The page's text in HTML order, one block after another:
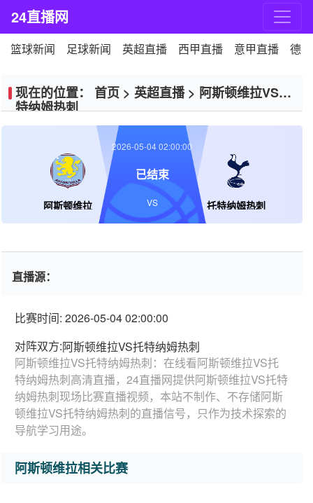
24直播网
篮球新闻 足球新闻 英超直播 西甲直播 意甲直播 德
现在的位置： 首页 > 英超直播> 阿斯顿维拉VS托
特纳姆热刺
阿斯顿维拉 托特纳姆热刺
2026-05-04 02:00:00
已结束
VS
直播源：
比赛时间: 2026-05-04 02:00:00
对阵双方:阿斯顿维拉VS托特纳姆热刺
阿斯顿维拉VS托特纳姆热刺：在线看阿斯顿维拉VS托
特纳姆热刺高清直播，24直播网提供阿斯顿维拉VS托特
纳姆热刺现场比赛直播视频，本站不制作、不存储阿斯
顿维拉VS托特纳姆热刺的直播信号，只作为技术探索的
导航学习用途。
阿斯顿维拉相关比赛